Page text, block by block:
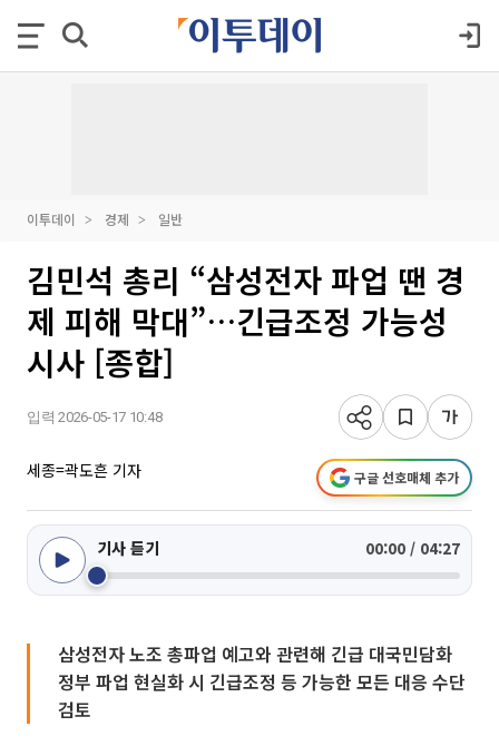
이투데이 경제 일반
김민석 총리 “삼성전자 파업 땐 경
제 피해 막대”…긴급조정 가능성
시사 [종합]
입력 2026-05-17 10:48
세종=곽도흔 기자 구글 선호매체 추가
기사 듣기 00:00 / 04:27
삼성전자 노조 총파업 예고와 관련해 긴급 대국민담화
정부 파업 현실화 시 긴급조정 등 가능한 모든 대응 수단
검토